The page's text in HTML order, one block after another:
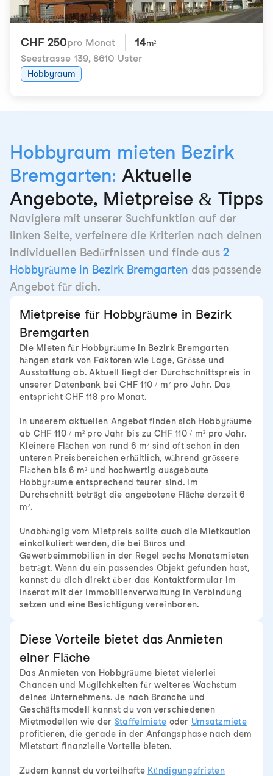
CHF 250pro Monat 14m²
Seestrasse 139, 8610 Uster
Hobbyraum
Hobbyraum mieten Bezirk
Bremgarten: Aktuelle
Angebote, Mietpreise & Tipps
Navigiere mit unserer Suchfunktion auf der
linken Seite, verfeinere die Kriterien nach deinen
individuellen Bedürfnissen und finde aus 2
Hobbyräume in Bezirk Bremgarten das passende
Angebot für dich.
Mietpreise für Hobbyräume in Bezirk
Bremgarten
Die Mieten für Hobbyräume in Bezirk Bremgarten
hängen stark von Faktoren wie Lage, Grösse und
Ausstattung ab. Aktuell liegt der Durchschnittspreis in
unserer Datenbank bei CHF 110 / m² pro Jahr. Das
entspricht CHF 118 pro Monat.
In unserem aktuellen Angebot finden sich Hobbyräume
ab CHF 110 / m² pro Jahr bis zu CHF 110 / m² pro Jahr.
Kleinere Flächen von rund 6 m² sind oft schon in den
unteren Preisbereichen erhältlich, während grössere
Flächen bis 6 m² und hochwertig ausgebaute
Hobbyräume entsprechend teurer sind. Im
Durchschnitt beträgt die angebotene Fläche derzeit 6
m².
Unabhängig vom Mietpreis sollte auch die Mietkaution
einkalkuliert werden, die bei Büros und
Gewerbeimmobilien in der Regel sechs Monatsmieten
beträgt. Wenn du ein passendes Objekt gefunden hast,
kannst du dich direkt über das Kontaktformular im
Inserat mit der Immobilienverwaltung in Verbindung
setzen und eine Besichtigung vereinbaren.
Diese Vorteile bietet das Anmieten
einer Fläche
Das Anmieten von Hobbyräume bietet vielerlei
Chancen und Möglichkeiten für weiteres Wachstum
deines Unternehmens. Je nach Branche und
Geschäftsmodell kannst du von verschiedenen
Mietmodellen wie der Staffelmiete oder Umsatzmiete
profitieren, die gerade in der Anfangsphase nach dem
Mietstart finanzielle Vorteile bieten.
Zudem kannst du vorteilhafte Kündigungsfristen